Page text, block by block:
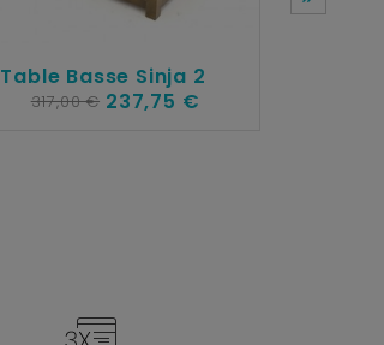
Table Basse Sinja 2
317,00 € 237,75 €